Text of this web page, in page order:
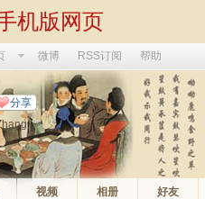
机版网页
微博 RSS订阅 帮助
分享
视频 相册 好友